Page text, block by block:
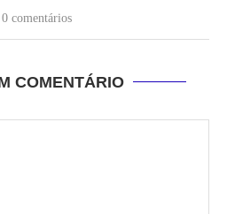
0 comentários
COMENTÁRIO